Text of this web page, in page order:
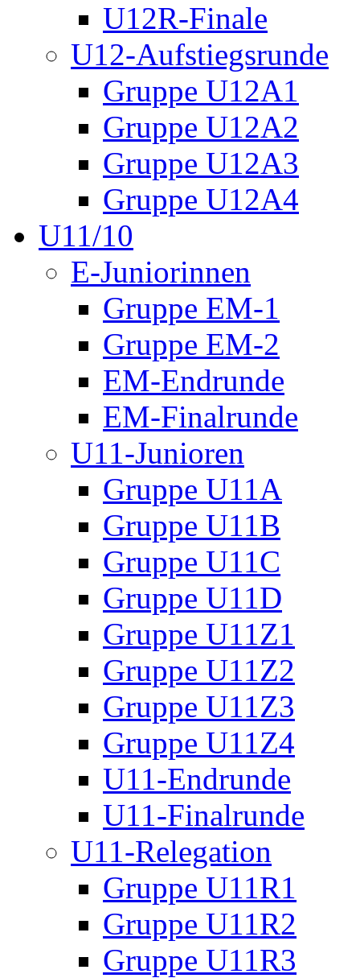
U12R-Finale
U12-Aufstiegsrunde
Gruppe U12A1
Gruppe U12A2
Gruppe U12A3
Gruppe U12A4
U11/10
E-Juniorinnen
Gruppe EM-1
Gruppe EM-2
EM-Endrunde
EM-Finalrunde
U11-Junioren
Gruppe U11A
Gruppe U11B
Gruppe U11C
Gruppe U11D
Gruppe U11Z1
Gruppe U11Z2
Gruppe U11Z3
Gruppe U11Z4
U11-Endrunde
U11-Finalrunde
U11-Relegation
Gruppe U11R1
Gruppe U11R2
Gruppe U11R3